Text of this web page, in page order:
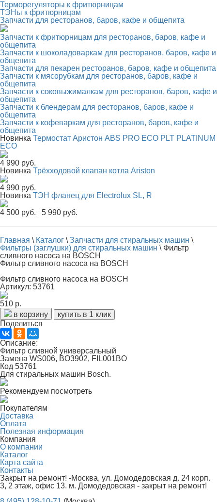
Терморегуляторы к фритюрницам
ТЭНы к фритюрницам
Запчасти для ресторанов, баров, кафе и общепита
Запчасти к фритюрницам для ресторанов, баров, кафе и
общепита
Запчасти к шоколадоваркам для ресторанов, баров, кафе и
общепита
Запчасти для пекарен ресторанов, баров, кафе и общепита
Запчасти к мясорубкам для ресторанов, баров, кафе и
общепита
Запчасти к соковыжималкам для ресторанов, баров, кафе и
общепита
Запчасти к блендерам для ресторанов, баров, кафе и
общепита
Запчасти к кофеваркам для ресторанов, баров, кафе и
общепита
Новинка Термостат Аристон ABS PRO ECO PLT PLATINUM
ECO
4 990 руб.
Новинка Трёхходовой клапан котла Ariston
4 990 руб.
Новинка ТЭН фланец для Electrolux SL, R
4 500 руб. 5 990 руб.
Главная \ Каталог \ Запчасти для стиральных машин \
Фильтры (заглушки) для стиральных машин \ Фильтр
сливного насоса на BOSCH
Фильтр сливного насоса на BOSCH
Фильтр сливного насоса на BOSCH
Артикул: 53761
510 р.
в корзину
купить в 1 клик
Поделиться
Описание:
Фильтр сливной универсальный
Замена WS006, BO3902, FIL001BO
Код 53761
Для стиральных машин Bosch.
Рекомендуем посмотреть
Покупателям
Доставка
Оплата
Полезная информация
Компания
О компании
Каталог
Карта сайта
Контакты
Закрыт на ремонт! -Москва, ул. Домодедовская д. 24 корп.
3, 2 этаж, офис 13. м. Домодедовская - закрыт на ремонт!